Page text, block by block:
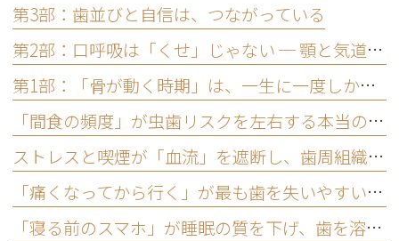
第3部：歯並びと自信は、つながっている
第2部：口呼吸は「くせ」じゃない ─ 顎と気道のつながり
第1部：「骨が動く時期」は、一生に一度しかない
「間食の頻度」が虫歯リスクを左右する本当の理由
ストレスと喫煙が「血流」を遮断し、歯周組織を壊す
「痛くなってから行く」が最も歯を失いやすいパターン
「寝る前のスマホ」が睡眠の質を下げ、歯を溶かす